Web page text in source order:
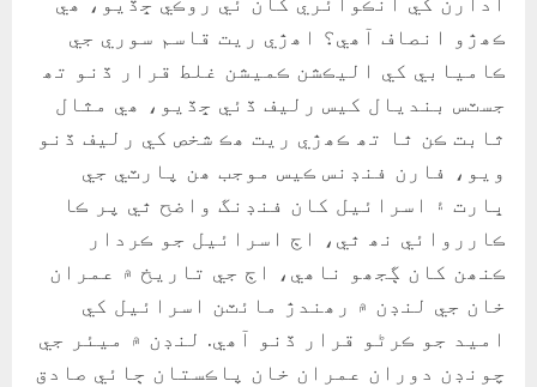
ڪھڙو انصاف آھي؟ اھڙي ريت قاسم سوري جي
ڪاميابي کي اليڪشن ڪميشن غلط قرار ڏنو تھ
جسٽس بنديال کيس رليف ڏئي ڇڏيو، ھي مثال
ثابت ڪن ٿا تھ ڪھڙي ريت ھڪ شخص کي رليف ڏنو
ويو، فارن فنڊنس ڪيس موجب ھن پارٽي جي
ڀارت ۽ اسرائيل کان فنڊنگ واضح ٿي پر ڪا
ڪارروائي نھ ٿي، اڄ اسرائيل جو ڪردار
ڪنھن کان ڳجھو ناھي، اڄ جي تاريخ ۾ عمران
خان جي لنڊن ۾ رھندڙ مائٽن اسرائيل کي
اميد جو ڪرڻو قرار ڏنو آھي. لنڊن ۾ ميئر جي
چونڊن دوران عمران خان پاڪستان ڄائي صادق